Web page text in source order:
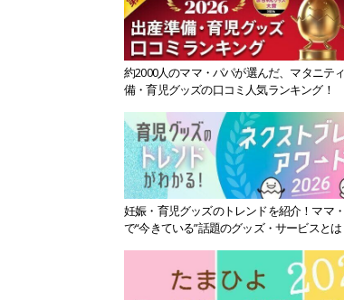
約2000人のママ・パパが選んだ、マタニテ
備・育児グッズの口コミ人気ランキング！
妊娠・育児グッズのトレンドを紹介！ママ
で“今きている”話題のグッズ・サービスとは